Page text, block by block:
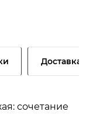
Доставка и
сочетание